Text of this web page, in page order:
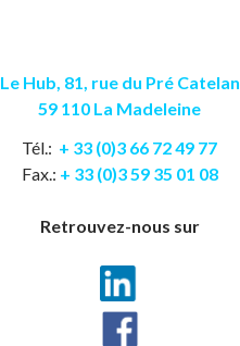
Le Hub, 81, rue du Pré Catelan
59 110 La Madeleine
Tél.: + 33 (0)3 66 72 49 77
Fax.: + 33 (0)3 59 35 01 08
Retrouvez-nous sur